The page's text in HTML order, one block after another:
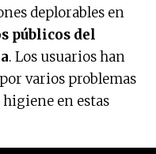
deplorables en
públicos del
. Los usuarios han
varios problemas
en estas